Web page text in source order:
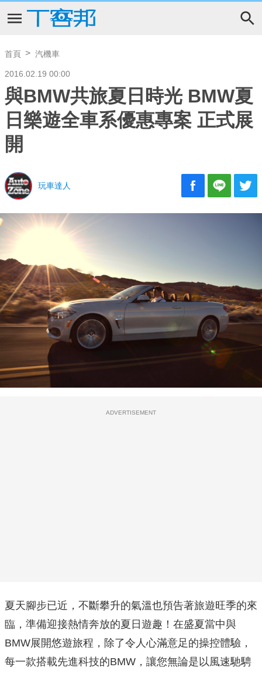
首頁 汽機車
2016.02.19 00:00
與BMW共旅夏日時光 BMW夏
日樂遊全車系優惠專案 正式展
開
玩車達人
ADVERTISEMENT
夏天腳步已近，不斷攀升的氣溫也預告著旅遊旺季的來
臨，準備迎接熱情奔放的夏日遊趣！在盛夏當中與
BMW展開悠遊旅程，除了令人心滿意足的操控體驗，
每一款搭載先進科技的BMW，讓您無論是以風速馳騁